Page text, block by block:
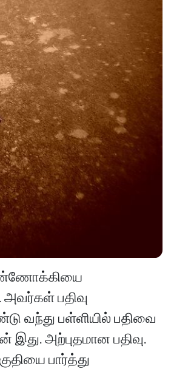
பதிவு
வந்து பள்ளியில் பதிவை
அற்புதமான பதிவு.
பார்த்து